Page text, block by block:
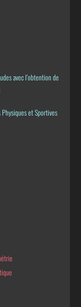
avec l’obtention de
et Sportives